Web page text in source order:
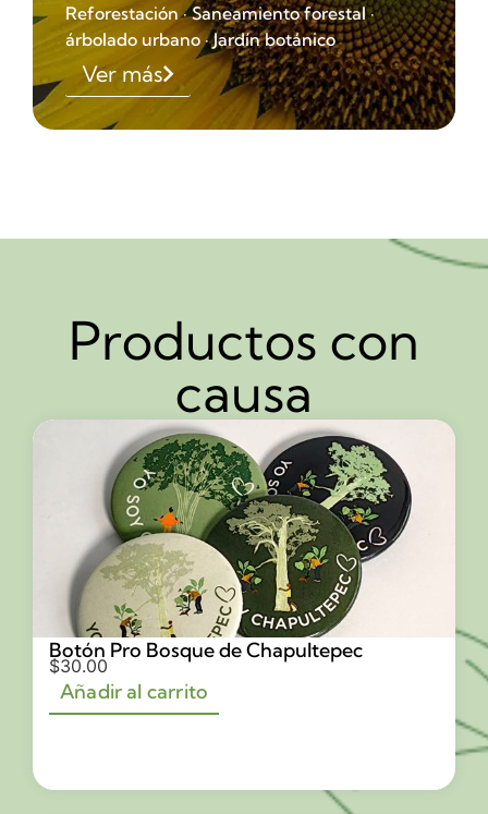
Reforestación · Saneamiento forestal ·
árbolado urbano · Jardín botánico
Ver más
Productos con
causa
Botón Pro Bosque de Chapultepec
$30.00
Añadir al carrito